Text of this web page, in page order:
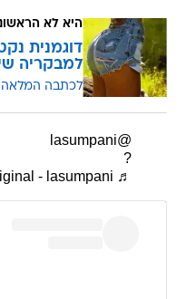
היא לא
דוגמנית
למבקריה
לכתבה המלאה
@lasumpani
?
♬ som original - lasumpani